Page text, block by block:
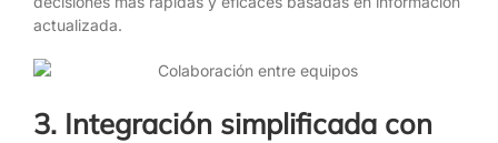
actualizada.
3. Integración simplificada con